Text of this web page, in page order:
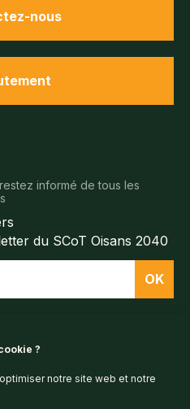
?
notre site web et notre
nous
informé de tous les
du SCoT Oisans 2040